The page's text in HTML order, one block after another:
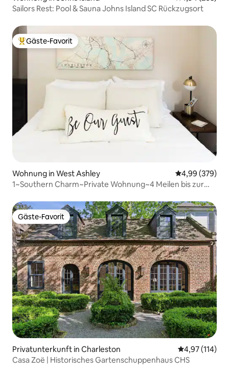
Sailors Rest: Pool & Sauna Johns Island SC Rückzugsort
Beliebter Gäste-Favorit.
Gäste-Favorit
Wohnung in West Ashley
4,99 (379)
1~Southern Charm~Private Wohnung~4 Meilen bis zur
Gäste-Favorit
Gäste-Favorit
Privatunterkunft in Charleston
4,97 (114)
Casa Zoë | Historisches Gartenschuppenhaus CHS